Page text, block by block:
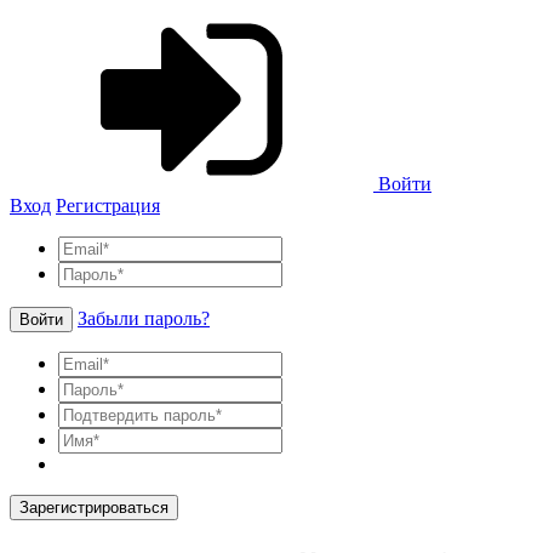
Войти
Вход Регистрация
Войти Забыли пароль?
Зарегистрироваться